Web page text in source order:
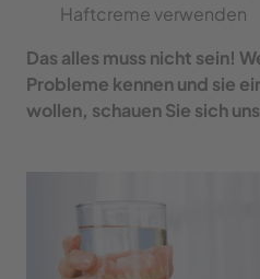
Haftcreme verwenden
Das alles muss nicht sein!
Probleme kennen und sie
wollen, schauen Sie sich